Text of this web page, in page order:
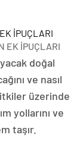
EK İPUÇLARI
doğal
ve nasıl
üzerinde
yollarını ve
taşır.